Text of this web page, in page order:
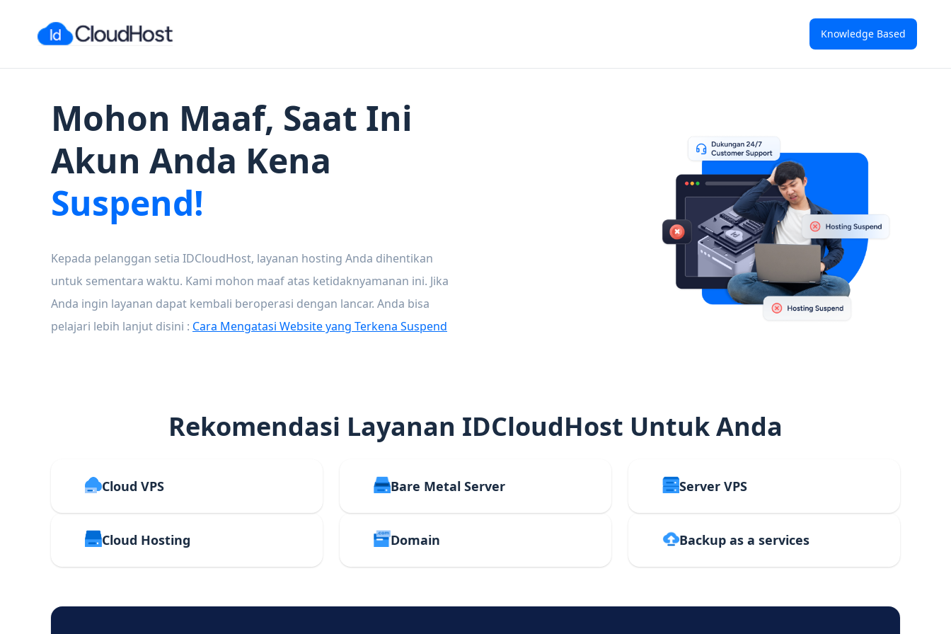
Knowledge Based
Mohon Maaf, Saat Ini
Akun Anda Kena
Suspend!
Kepada pelanggan setia IDCloudHost, layanan hosting Anda dihentikan
untuk sementara waktu. Kami mohon maaf atas ketidaknyamanan ini. Jika
Anda ingin layanan dapat kembali beroperasi dengan lancar. Anda bisa
pelajari lebih lanjut disini : Cara Mengatasi Website yang Terkena Suspend
Rekomendasi Layanan IDCloudHost Untuk Anda
Cloud VPS Bare Metal Server Server VPS
Cloud Hosting Domain Backup as a services